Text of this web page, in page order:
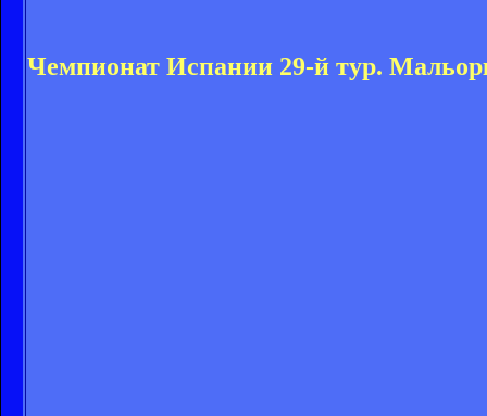
Чемпионат Испании 29-й тур.